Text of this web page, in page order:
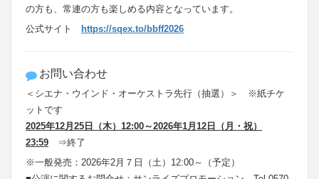
の方も、常連の方も楽しめる内容となっています。
公式サイト
https://sqex.to/bbff2026
お問い合わせ
＜シエナ・ウインド・オーケストラ先行（抽選）＞ ※紙チケ
ットです
2025年12月25日（木）12:00～2026年1月12日（ 月・祝）
23:59 ⇒終了
※一般発売：2026年2月７日（土）12:00～（予定）